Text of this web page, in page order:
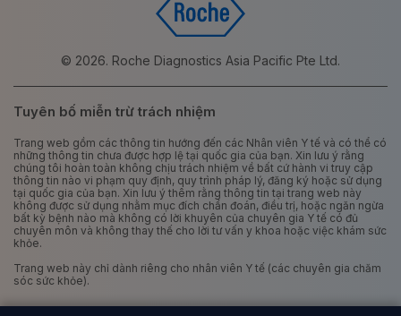
© 2026. Roche Diagnostics Asia Pacific Pte Ltd.
Tuyên bố miễn trừ trách nhiệm
Trang web gồm các thông tin hướng đến các Nhân viên Y tế và có thể có
những thông tin chưa được hợp lệ tại quốc gia của bạn. Xin lưu ý rằng
chúng tôi hoàn toàn không chịu trách nhiệm về bất cứ hành vi truy cập
thông tin nào vi phạm quy định, quy trình pháp lý, đăng ký hoặc sử dụng
tại quốc gia của bạn. Xin lưu ý thêm rằng thông tin tại trang web này
không được sử dụng nhằm mục đích chẩn đoán, điều trị, hoặc ngăn ngừa
bất kỳ bệnh nào mà không có lời khuyên của chuyên gia Y tế có đủ
chuyên môn và không thay thế cho lời tư vấn y khoa hoặc việc khám sức
khỏe.
Trang web này chỉ dành riêng cho nhân viên Y tế (các chuyên gia chăm
sóc sức khỏe).